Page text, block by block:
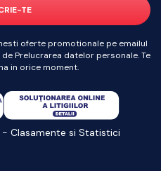
TE
oferte promotionale pe emailul
Prelucrarea datelor personale. Te
in orice moment.